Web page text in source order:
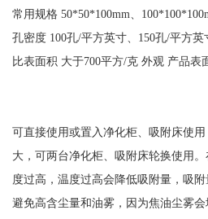
常用规格 50*50*100mm、
孔密度 100孔/平方英寸、150孔/平方
比表面积 大于700平方/克 外观 产品表
可直接使用或置入净化柜、吸附床使
大，可两台净化柜、吸附床轮换使用
度过高，温度过高会降低吸附量，吸
避免高含尘量和油雾，因为焦油尘雾